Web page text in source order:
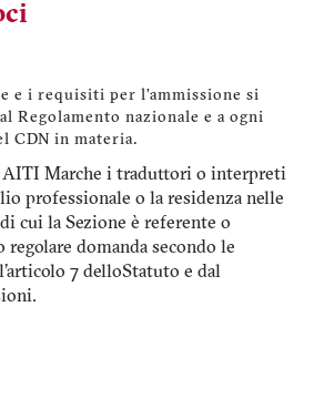
e i requisiti per l’ammissione si
Regolamento nazionale e a ogni
CDN in materia.
AITI Marche i traduttori o interpreti
professionale o la residenza nelle
cui la Sezione è referente o
domanda secondo le
7 dello Statuto e dal